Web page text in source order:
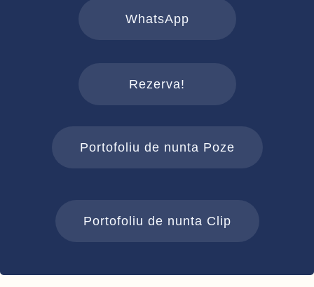
WhatsApp
Rezerva!
Portofoliu de nunta Poze
Portofoliu de nunta Clip